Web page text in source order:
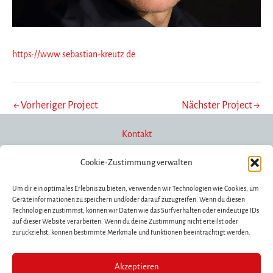
Cookie-Zustimmung verwalten
Um dir ein optimales Erlebnis zu bieten, verwenden wir Technologien wie Cookies, um
Geräteinformationen zu speichern und/oder darauf zuzugreifen. Wenn du diesen
Technologien zustimmst, können wir Daten wie das Surfverhalten oder eindeutige IDs
auf dieser Website verarbeiten. Wenn du deine Zustimmung nicht erteilst oder
zurückziehst, können bestimmte Merkmale und Funktionen beeinträchtigt werden.
Akzeptieren
https://www.sebastian-kreutz.de
←Vorheriger Project Nächster Project→
Kontakt
Förderung/Spenden